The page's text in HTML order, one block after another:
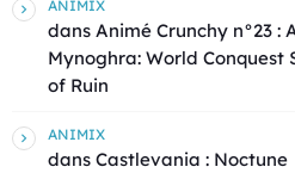
ANIMIX
dans Animé Crunchy n°23 :
Mynoghra: World
of Ruin
ANIMIX
dans Castlevania : Noctune